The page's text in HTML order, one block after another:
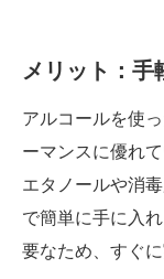
メリット：手
アルコールを使
ーマンスに優れ
エタノールや消
で簡単に手に入
要なため、すぐ